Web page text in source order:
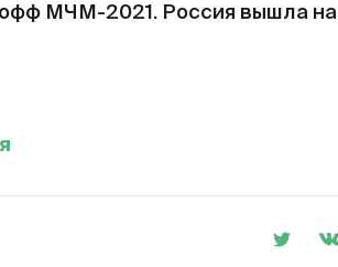
МЧМ-2021. Россия вышла на